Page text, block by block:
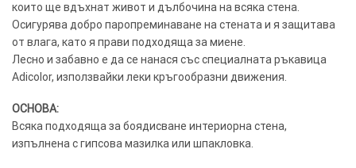
които ще вдъхнат живот и дълбочина на всяка стена.
Осигурява добро паропреминаване на стената и я защитава
от влага, като я прави подходяща за миене.
Лесно и забавно е да се нанася със специалната ръкавица
Adicolor, използвайки леки кръгообразни движения.
ОСНОВА:
Всяка подходяща за боядисване интериорна стена,
изпълнена с гипсова мазилка или шпакловка.
Google